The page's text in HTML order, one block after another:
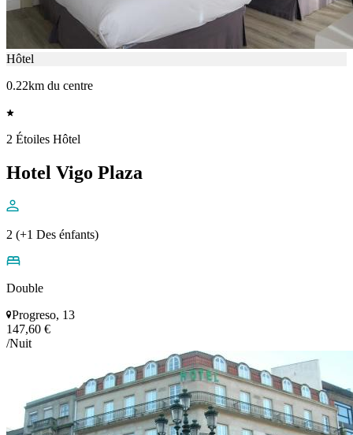
Hôtel
0.22km du centre
2 Étoiles Hôtel
Hotel Vigo Plaza
2 (+1 Des énfants)
Double
Progreso, 13
147,60 €
/Nuit